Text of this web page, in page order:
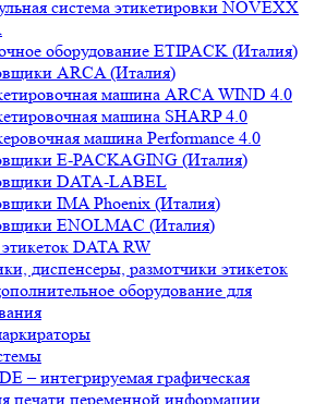
система этикетировки NOVEXX
оборудование ETIPACK (Италия)
ARCA (Италия)
машина ARCA WIND 4.0
машина SHARP 4.0
машина Performance 4.0
E-PACKAGING (Италия)
DATA-LABEL
IMA Phoenix (Италия)
ENOLMAC (Италия)
DATA RW
диспенсеры, размотчики этикеток
оборудование для
– интегрируемая графическая
печати переменной информации